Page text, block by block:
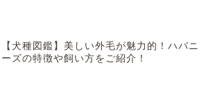
【犬種図鑑】美しい外毛が魅力的！ハバニ
ーズの特徴や飼い方をご紹介！